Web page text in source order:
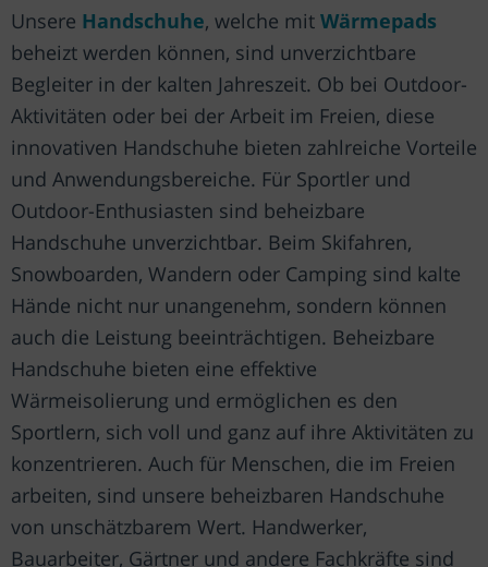
Unsere Handschuhe, welche mit Wärmepads
beheizt werden können, sind unverzichtbare
Begleiter in der kalten Jahreszeit. Ob bei Outdoor-
Aktivitäten oder bei der Arbeit im Freien, diese
innovativen Handschuhe bieten zahlreiche Vorteile
und Anwendungsbereiche. Für Sportler und
Outdoor-Enthusiasten sind beheizbare
Handschuhe unverzichtbar. Beim Skifahren,
Snowboarden, Wandern oder Camping sind kalte
Hände nicht nur unangenehm, sondern können
auch die Leistung beeinträchtigen. Beheizbare
Handschuhe bieten eine effektive
Wärmeisolierung und ermöglichen es den
Sportlern, sich voll und ganz auf ihre Aktivitäten zu
konzentrieren. Auch für Menschen, die im Freien
arbeiten, sind unsere beheizbaren Handschuhe
von unschätzbarem Wert. Handwerker,
Bauarbeiter, Gärtner und andere Fachkräfte sind